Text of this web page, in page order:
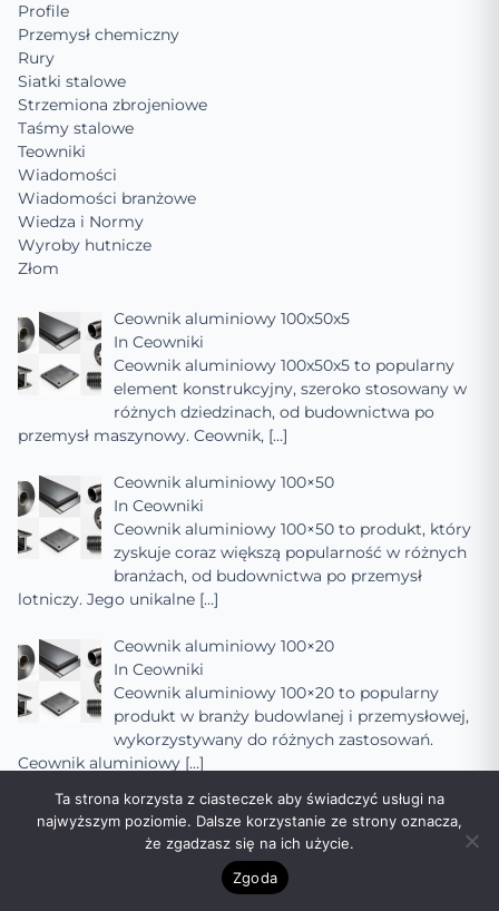
Profile
Przemysł chemiczny
Rury
Siatki stalowe
Strzemiona zbrojeniowe
Taśmy stalowe
Teowniki
Wiadomości
Wiadomości branżowe
Wiedza i Normy
Wyroby hutnicze
Złom
Ceownik aluminiowy 100x50x5
In Ceowniki
Ceownik aluminiowy 100x50x5 to popularny
element konstrukcyjny, szeroko stosowany w
różnych dziedzinach, od budownictwa po
przemysł maszynowy. Ceownik, […]
Ceownik aluminiowy 100×50
In Ceowniki
Ceownik aluminiowy 100×50 to produkt, który
zyskuje coraz większą popularność w różnych
branżach, od budownictwa po przemysł
lotniczy. Jego unikalne […]
Ceownik aluminiowy 100×20
In Ceowniki
Ceownik aluminiowy 100×20 to popularny
produkt w branży budowlanej i przemysłowej,
wykorzystywany do różnych zastosowań.
Ceownik aluminiowy […]
Ceownik aluminiowy 100×100
InCeowniki
Ceownik aluminiowy 100×100 to popularny
element konstrukcyjny, szeroko stosowany w
Ta strona korzysta z ciasteczek aby świadczyć usługi na
najwyższym poziomie. Dalsze korzystanie ze strony oznacza,
że zgadzasz się na ich użycie.
Zgoda